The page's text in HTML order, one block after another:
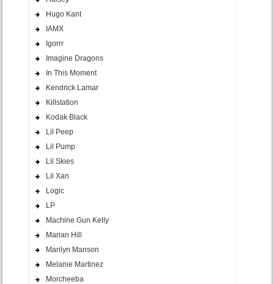
Hugo Kant
IAMX
Igorrr
Imagine Dragons
In This Moment
Kendrick Lamar
Killstation
Kodak Black
Lil Peep
Lil Pump
Lil Skies
Lil Xan
Logic
LP
Machine Gun Kelly
Marian Hill
Marilyn Manson
Melanie Martinez
Morcheeba